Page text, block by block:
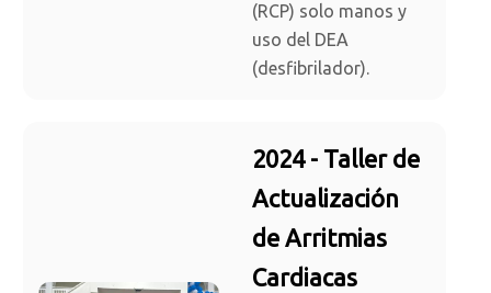
(RCP) solo manos y
uso del DEA
(desfibrilador).
2024 - Taller de
Actualización
de Arritmias
Cardiacas